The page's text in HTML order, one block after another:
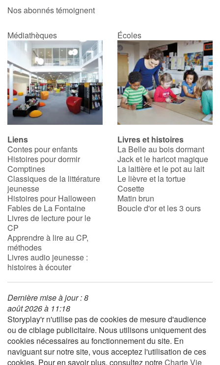
Aide
Accueil
Famille
Écoles
Médiathèques
Vidéos & Tutoriaux
Blog
Actualités
Par thématique
Rencontres et témoignages
Contes d'ici et d'ailleurs
Autour de la lecture
Apprendre à lire
Livre audio
Nos abonnés témoignent
Médiathèques Écoles
Liens
Contes pour enfants
Histoires pour dormir
Comptines
Classiques de la littérature
jeunesse
Histoires pour Halloween
Fables de La Fontaine
Livres de lecture pour le
CP
Apprendre à lire au CP,
méthodes
Livres audio jeunesse :
histoires à écouter
Livres et histoires
La Belle au bois dormant
Jack et le haricot magique
La laitière et le pot au lait
Le lièvre et la tortue
Cosette
Matin brun
Boucle d'or et les 3 ours
Dernière mise à jour : 8
août 2026 à 11:18
Storyplay'r n'utilise pas de cookies de mesure d'audience
ou de ciblage publicitaire. Nous utilisons uniquement des
cookies nécessaires au fonctionnement du site. En
naviguant sur notre site, vous acceptez l'utilisation de ces
cookies. Pour en savoir plus, consultez notreCharte Vie